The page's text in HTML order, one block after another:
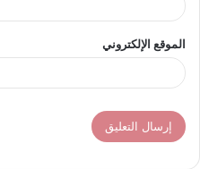
الموقع الإلكتروني